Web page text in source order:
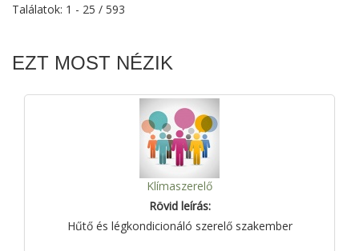
Találatok: 1 - 25 / 593
EZT MOST NÉZIK
Klímaszerelő
Rövid leírás:
Hűtő és légkondicionáló szerelő szakember